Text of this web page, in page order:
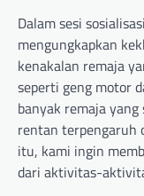
Dalam sesi
mengungkapkan
kenakalan remaja
seperti geng motor
banyak remaja
rentan terpengaruh
itu, kami ingin
dari aktivitas-